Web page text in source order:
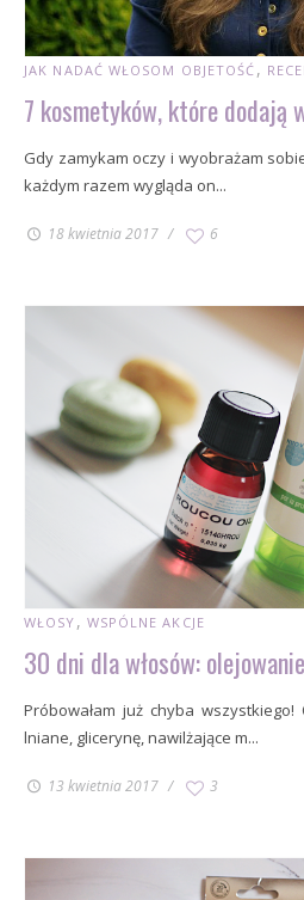
JAK NADAĆ WŁOSOM OBJETOŚĆ
7 kosmetyków, które dodają
Gdy zamykam oczy i wyobrażam
każdym razem wygląda on...
18 kwietnia 2017 6
WŁOSY WSPÓLNE AKCJE
30 dni dla włosów:
Próbowałam już chyba
lniane, glicerynę, nawilżające m...
13 kwietnia 2017 3